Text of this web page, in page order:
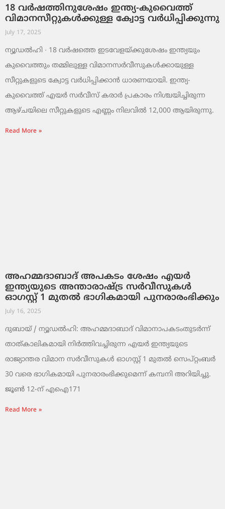
18 വർഷത്തിനുശേഷം ഇന്ത്യ-കുവൈത്ത്
വിമാനസീറ്റുകൾക്കുള്ള ക്വോട്ട വർധിപ്പിക്കുന്നു
July 17, 2025
ന്യൂഡൽഹി ∙ 18 വർഷത്തെ ഇടവേളയ്ക്കുശേഷം ഇന്ത്യയും
കുവൈത്തും തമ്മിലുള്ള വിമാനസർവീസുകൾക്കായുള്ള
സീറ്റുകളുടെ ക്വോട്ട വർധിപ്പിക്കാൻ ധാരണയായി. ഇന്ത്യ-
കുവൈത്ത് എയർ സർവീസ് കരാർ പ്രകാരം നിശ്ചയിച്ചിരുന്ന
ആഴ്ചയിലെ സീറ്റുകളുടെ എണ്ണം നിലവിൽ 12,000 ആയിരുന്നു.
Read More »
അഹമ്മദാബാദ് അപകടം ശേഷം എയർ
ഇന്ത്യയുടെ അന്താരാഷ്ട്ര സർവീസുകൾ
ഓഗസ്റ്റ് 1 മുതൽ ഭാഗികമായി പുനരാരംഭിക്കും
July 16, 2025
ദുബായ് / ന്യൂഡൽഹി: അഹമ്മദാബാദ് വിമാനാപകടംതുടർന്ന്
താത്കാലികമായി നിർത്തിവച്ചിരുന്ന എയർ ഇന്ത്യയുടെ
രാജ്യാന്തര വിമാന സർവീസുകൾ ഓഗസ്റ്റ് 1 മുതൽ സെപ്റ്റംബർ
30 വരെ ഭാഗികമായി പുനരാരംഭിക്കുമെന്ന് കമ്പനി അറിയിച്ചു.
ജൂൺ 12-ന് എഐ171
Read More »